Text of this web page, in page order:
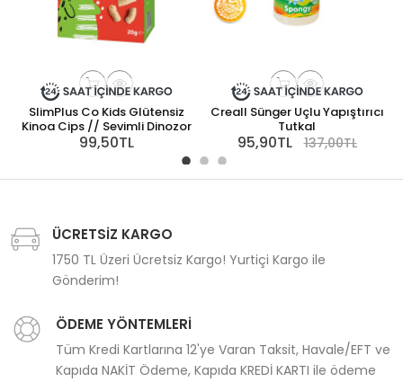
SlimPlus Co Kids Glütensiz
Kinoa Cips // Sevimli Dinozor
99,50TL
Creall Sünger Uçlu Yapıştırıcı
Tutkal
95,90TL 137,00TL
ÜCRETSİZ KARGO
1750 TL Üzeri Ücretsiz Kargo! Yurtiçi Kargo ile
Gönderim!
ÖDEME YÖNTEMLERİ
Tüm Kredi Kartlarına 12'ye Varan Taksit, Havale/EFT ve
Kapıda NAKİT Ödeme, Kapıda KREDİ KARTI ile ödeme